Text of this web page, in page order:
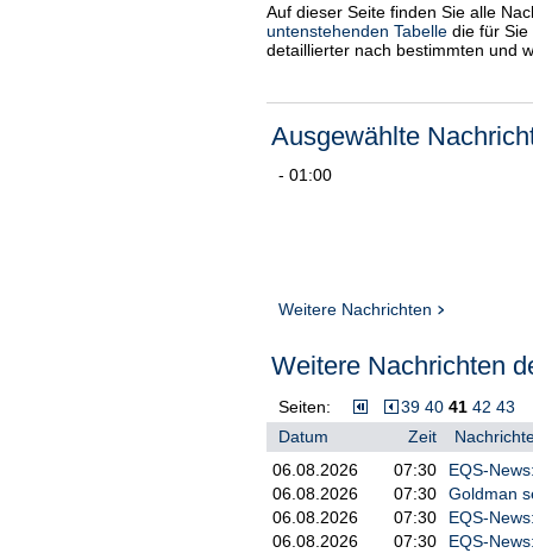
Auf dieser Seite finden Sie alle
untenstehenden Tabelle die für
detaillierter nach bestimmten und
Ausgewählte
- 01:00
Weitere Nachrichten
Weitere Nachrichten
Seiten: 39 40 41 42 43
Datum
Zeit
06.08.2026
07:30
EQS-
06.08.2026
07:30
Goldman
06.08.2026
07:30
EQS-
06.08.2026
07:30
EQS-